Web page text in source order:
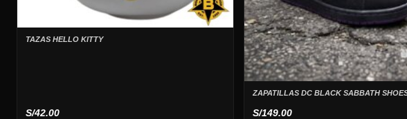
TAZAS HELLO KITTY
S/42.00
ZAPATILLAS DC BLACK SABBATH
S/149.00